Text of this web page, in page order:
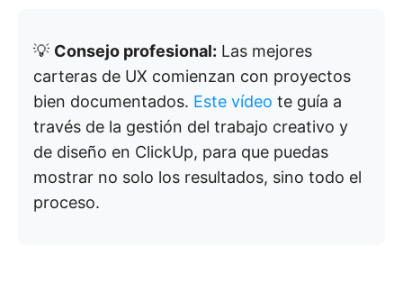
💡 Consejo profesional: Las mejores
carteras de UX comienzan con proyectos
bien documentados. Este vídeo te guía a
través de la gestión del trabajo creativo y
de diseño en ClickUp, para que puedas
mostrar no solo los resultados, sino todo el
proceso.